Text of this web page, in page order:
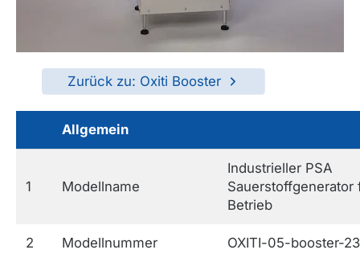
Zurück zu: Oxiti Booster
Allgemein
1 Modellname
Industrieller PSA
Betrieb
2 Modellnummer OXITI-05-booster-